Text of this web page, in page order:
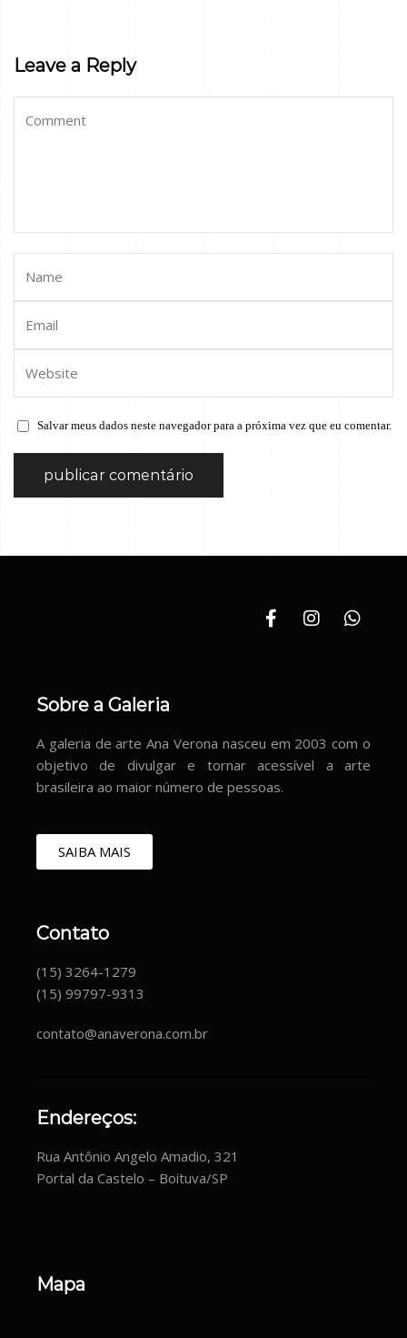
Leave a Reply
Salvar meus dados neste navegador para a próxima vez que eu comentar.
Sobre a Galeria
A galeria de arte Ana Verona nasceu em 2003 com o
objetivo de divulgar e tornar acessível a arte
brasileira ao maior número de pessoas.
SAIBA MAIS
Contato
(15) 3264-1279
(15) 99797-9313
contato@anaverona.com.br
Endereços:
Rua Antônio Angelo Amadio, 321
Portal da Castelo – Boituva/SP
Mapa